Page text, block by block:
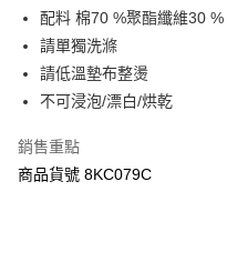
相關說明
【關於「AFTEE先享後付」】
AFTEE先享後付是「在收到商品
便利好安心！
１．簡單：不需註冊會員、不需
【「AFTEE先享後付」結帳流程】
ATM付款
運送方式
宅配
每筆NT$120，滿NT$3,000(含
配料 棉70 %聚酯纖維30 %
請單獨洗滌
請低溫墊布整燙
不可浸泡/漂白/烘乾
銷售重點
商品貨號 8KC079C